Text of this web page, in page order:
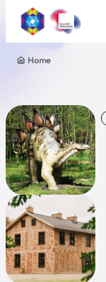
Nazwa atrakcji
Miasto
Kategoria
Home